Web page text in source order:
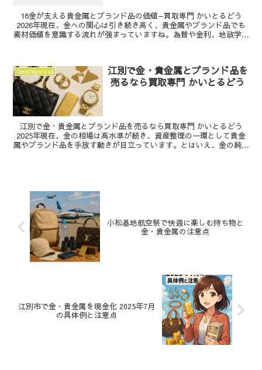
18金が支える貴金属とブランド品の価値—買取専門 かいとるどう
2026年現在、金への関心は引き続き高く、貴金属やブランド品でも
素材価値を意識する流れが強まっていますね。為替や金利、地政学が
Uncategorized
江別で金・貴金属とブランド品を
売るなら買取専門 かいとるどう
江別で金・貴金属とブランド品を売るなら買取専門 かいとるどう
2025年現在、金の相場は高水準が続き、資産整理の一環として貴金
属やブランド品を手放す動きが目立っています。とはいえ、金の純度
小松基地航空祭で快適に楽しむ持ち物と
金・貴金属の注意点
江別市で金・貴金属を現金化 2025年7月
の具体例と注意点